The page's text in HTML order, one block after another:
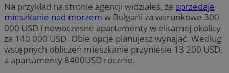
Na przykład na stronie agencji widziałeś, że sprzedaje
mieszkanie nad morzem w Bułgarii za warunkowe 300
000 USD i nowoczesne apartamenty w elitarnej okolicy
za 140 000 USD. Obie opcje planujesz wynająć. Według
wstępnych obliczeń mieszkanie przyniesie 13 200 USD,
a apartamenty 8400USD rocznie.